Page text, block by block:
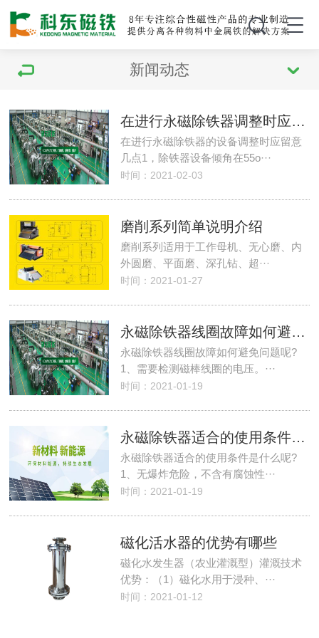
新闻动态
在进行永磁除铁器调整时应留意几点
在进行永磁除铁器的设备调整时应留意
几点1，除铁器设备倾角在55o···
时间：2021-02-03
磨削系列简单说明介绍
磨削系列适用于工作母机、无心磨、内
外圆磨、平面磨、深孔钻、超···
时间：2021-01-27
永磁除铁器线圈故障如何避免问题呢?
永磁除铁器线圈故障如何避免问题呢?
1、需要检测磁棒线圈的电压。···
时间：2021-01-19
永磁除铁器适合的使用条件是什么呢?
永磁除铁器适合的使用条件是什么呢?
1、无爆炸危险，不含有腐蚀性···
时间：2021-01-19
磁化活水器的优势有哪些
磁化水发生器（农业灌溉型）灌溉技术
优势：（1）磁化水用于浸种、···
时间：2021-01-12